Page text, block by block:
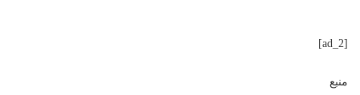
[ad_2]
منبع